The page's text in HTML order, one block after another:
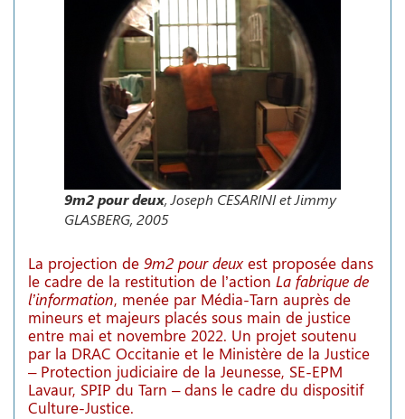
9m2 pour deux, Joseph CESARINI et Jimmy
GLASBERG, 2005
La projection de 9m2 pour deuxest proposée dans
le cadre de la restitution de l’action La fabrique de
l’information, menée par Média-Tarn auprès de
mineurs et majeurs placés sous main de justice
entre mai et novembre 2022. Un projet soutenu
par la DRAC Occitanie et le Ministère de la Justice
– Protection judiciaire de la Jeunesse, SE-EPM
Lavaur, SPIP du Tarn – dans le cadre du dispositif
Culture-Justice.